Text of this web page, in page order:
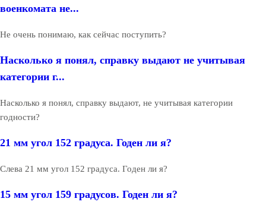
военкомата не...
Не очень понимаю, как сейчас поступить?
Насколько я понял, справку выдают не учитывая
категории г...
Насколько я понял, справку выдают, не учитывая категории
годности?
21 мм угол 152 градуса. Годен ли я?
Слева 21 мм угол 152 градуса. Годен ли я?
15 мм угол 159 градусов. Годен ли я?